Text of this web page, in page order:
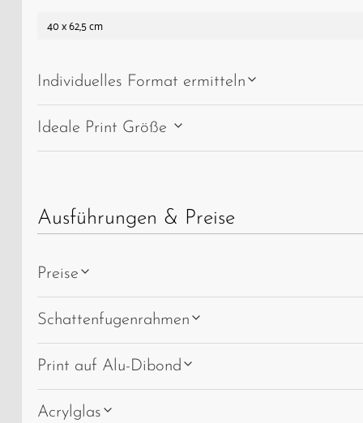
40 x 62,5 cm
Individuelles Format ermitteln
Ideale Print Größe
Ausführungen & Preise
Preise
Schattenfugenrahmen
Print auf Alu-Dibond
Acrylglas